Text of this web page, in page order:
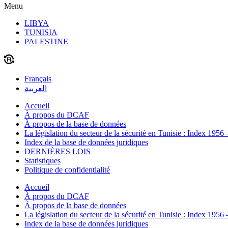
Menu
LIBYA
TUNISIA
PALESTINE
Français
العربية
Accueil
À propos du DCAF
À propos de la base de données
La législation du secteur de la sécurité en Tunisie : Index 1956
Index de la base de données juridiques
DERNIÈRES LOIS
Statistiques
Politique de confidentialité
Accueil
À propos du DCAF
À propos de la base de données
La législation du secteur de la sécurité en Tunisie : Index 1956
Index de la base de données juridiques